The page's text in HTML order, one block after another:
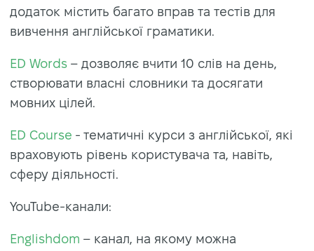
додаток містить багато вправ та тестів для
вивчення англійської граматики.
ED Words – дозволяє вчити 10 слів на день,
створювати власні словники та досягати
мовних цілей.
ED Course - тематичні курси з англійської, які
враховують рівень користувача та, навіть,
сферу діяльності.
YouTube-канали:
Englishdom – канал, на якому можна